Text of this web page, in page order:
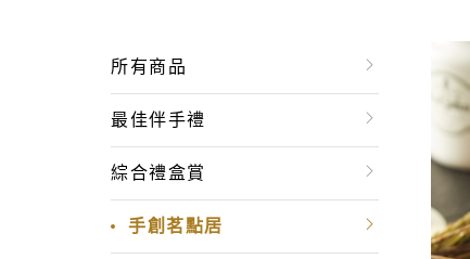
所有商品
最佳伴手禮
綜合禮盒賞
手創茗點居